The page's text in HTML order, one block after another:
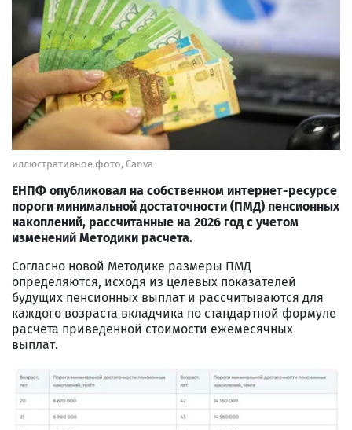
иллюстративное фото, Canva
ЕНПФ опубликовал на собственном интернет-ресурсе
пороги минимальной достаточности (ПМД) пенсионных
накоплений, рассчитанные на 2026 год с учетом
изменений Методики расчета.
Согласно новой Методике размеры ПМД
определяются, исходя из целевых показателей
будущих пенсионных выплат и рассчитываются для
каждого возраста вкладчика по стандартной формуле
расчета приведенной стоимости ежемесячных
выплат.